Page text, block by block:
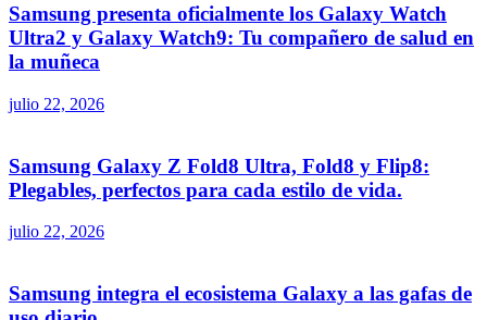
Samsung presenta oficialmente los Galaxy Watch
Ultra2 y Galaxy Watch9: Tu compañero de salud en
la muñeca
julio 22, 2026
Samsung Galaxy Z Fold8 Ultra, Fold8 y Flip8:
Plegables, perfectos para cada estilo de vida.
julio 22, 2026
Samsung integra el ecosistema Galaxy a las gafas de